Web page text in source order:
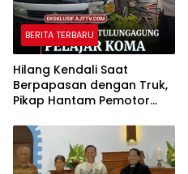
BERITA TERBARU
Hilang Kendali Saat
Berpapasan dengan Truk,
Pikap Hantam Pemotor
Tulungagung